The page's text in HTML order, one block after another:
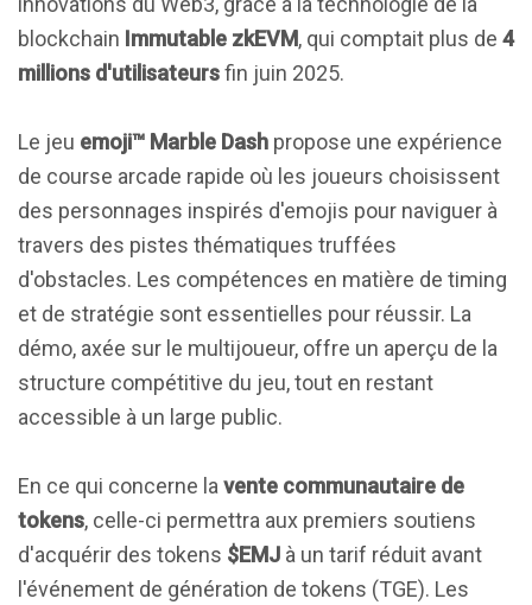
blockchain Immutable zkEVM, qui comptait plus de 4
millions d'utilisateursfin juin 2025.
Le jeu emoji™ Marble Dash propose une expérience
de course arcade rapide où les joueurs choisissent
des personnages inspirés d'emojis pour naviguer à
travers des pistes thématiques truffées
d'obstacles. Les compétences en matière de timing
et de stratégie sont essentielles pour réussir. La
démo, axée sur le multijoueur, offre un aperçu de la
structure compétitive du jeu, tout en restant
accessible à un large public.
En ce qui concerne la vente communautaire de
tokens, celle-ci permettra aux premiers soutiens
d'acquérir des tokens $EMJ à un tarif réduit avant
l'événement de génération de tokens (TGE). Les